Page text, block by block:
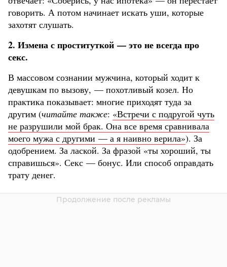
говорить. А потом начинает искать уши, которые
захотят слушать.
2. Измена с проституткой — это не всегда про
секс.
В массовом сознании мужчина, который ходит к
девушкам по вызову, — похотливый козел. Но
практика показывает: многие приходят туда за
другим (читайте также: «Встречи с подругой чуть
не разрушили мой брак. Она все время сравнивала
моего мужа с другими — а я наивно верила»). За
одобрением. За лаской. За фразой «ты хороший, ты
справишься». Секс — бонус. Или способ оправдать
трату денег.